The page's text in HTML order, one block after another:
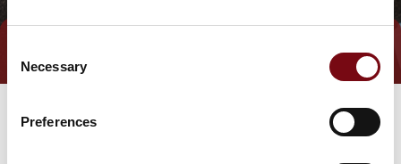
Selection
Necessary
Preferences